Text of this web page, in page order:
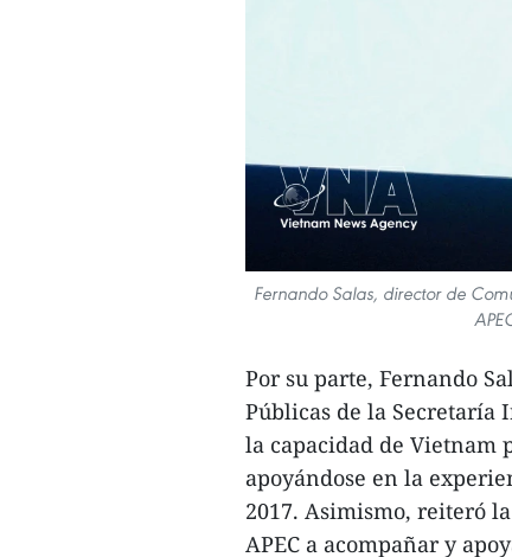
Fernando Salas, director de
Por su parte, Fernando
Públicas de la Secretaría
la capacidad de Vietnam
apoyándose en la
2017. Asimismo, reiteró
APEC a acompañar y